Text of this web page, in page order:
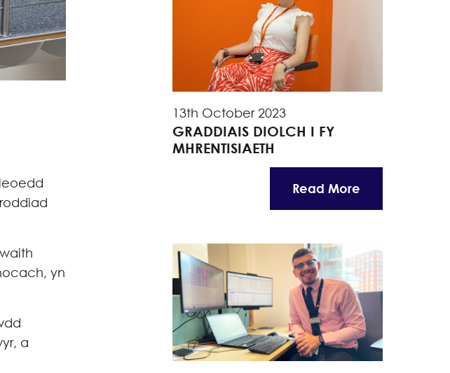
yn
a
13th October 2023
GRADDIAIS DIOLCH I FY
MHRENTISIAETH
Read More